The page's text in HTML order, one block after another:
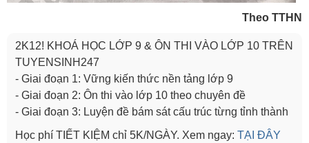
Theo TTHN
2K12! KHOÁ HỌC LỚP 9 & ÔN THI VÀO LỚP 10 TRÊN
TUYENSINH247
- Giai đoạn 1: Vững kiến thức nền tảng lớp 9
- Giai đoạn 2: Ôn thi vào lớp 10 theo chuyên đề
- Giai đoạn 3: Luyện đề bám sát cấu trúc từng tỉnh thành
Học phí TIẾT KIỆM chỉ 5K/NGÀY. Xem ngay: TẠI ĐÂY